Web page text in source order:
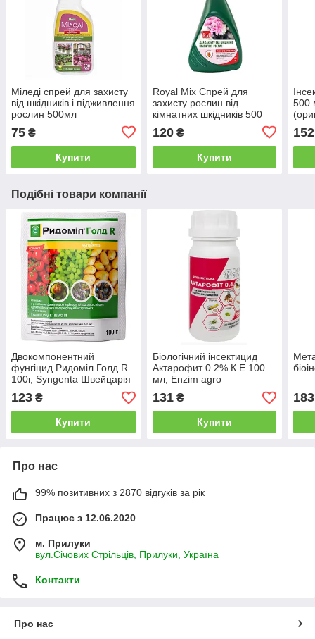
Міледі спрей для захисту
від шкідників і підживлення
рослин 500мл
75 ₴
Купити
Royal Mix Спрей для
захисту рослин від
кімнатних шкідників 500
120₴
Купити
500
152
Подібні товари компанії
Двокомпонентний
фунгіцид Ридоміл Голд R
100г, Syngenta Швейцарія
123 ₴
Купити
Біологічний інсектицид
Актарофит 0.2% К.Е 100
мл, Enzim agro
131₴
Купити
183
Про нас
99% позитивних з 2870 відгуків за рік
Працює з 12.06.2020
м. Прилуки
вул.Січових Стрільців, Прилуки, Україна
Контакти
Про нас